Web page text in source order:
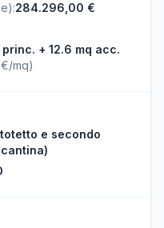
:284.296,00 €
princ. + 12.6 mq acc.
mq)
e secondo